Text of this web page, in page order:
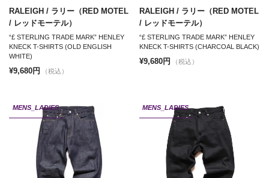
RALEIGH / ラリー（RED MOTEL
/ レッドモーテル）
“£ STERLING TRADE MARK” HENLEY
KNECK T-SHIRTS (OLD ENGLISH
WHITE)
¥9,680円 （税込）
RALEIGH / ラリー（RED MOTEL
/ レッドモーテル）
“£ STERLING TRADE MARK” HENLEY
KNECK T-SHIRTS (CHARCOAL BLACK)
¥9,680円 （税込）
MENS_LADIES MENS_LADIES